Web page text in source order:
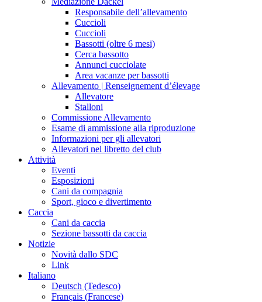
Responsabile dell’allevamento
Cuccioli
Cuccioli
Bassotti (oltre 6 mesi)
Cerca bassotto
Annunci cucciolate
Area vacanze per bassotti
Allevamento | Renseignement d’élevage
Allevatore
Stalloni
Commissione Allevamento
Esame di ammissione alla riproduzione
Informazioni per gli allevatori
Allevatori nel libretto del club
Attività
Eventi
Esposizioni
Cani da compagnia
Sport, gioco e divertimento
Caccia
Cani da caccia
Sezione bassotti da caccia
Notizie
Novità dallo SDC
Link
Italiano
Deutsch (Tedesco)
Français (Francese)